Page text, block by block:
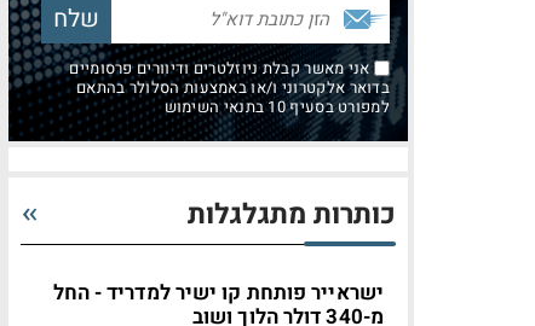
אני מאשר קבלת ניוזלטרים ודיוורים פרסומיים
בדואר אלקטרוני ו/או באמצעות הסלולר בהתאם
למפורט בסעיף 10 בתנאי השימוש
כותרות מתגלגלות
ישראייר פותחת קו ישיר למדריד - החל
מ-340 דולר הלוך ושוב